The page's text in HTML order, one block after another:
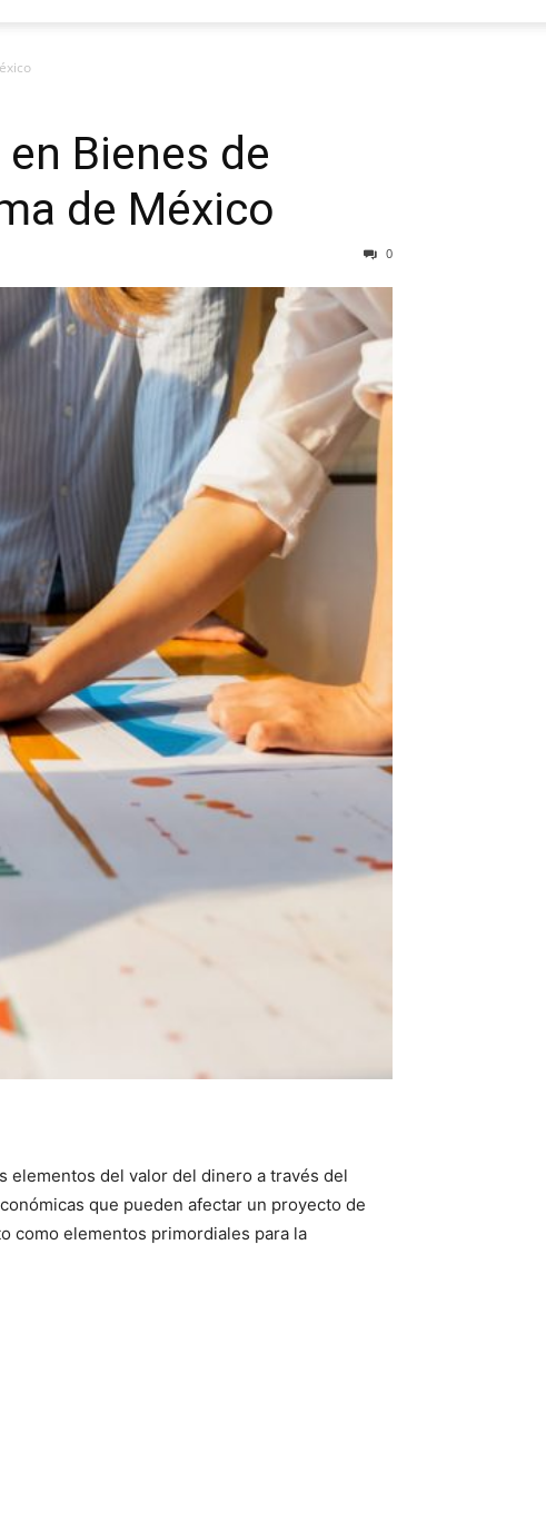
Bienes de
de México
0
elementos del valor del dinero a través del
que pueden afectar un proyecto de
como elementos primordiales para la